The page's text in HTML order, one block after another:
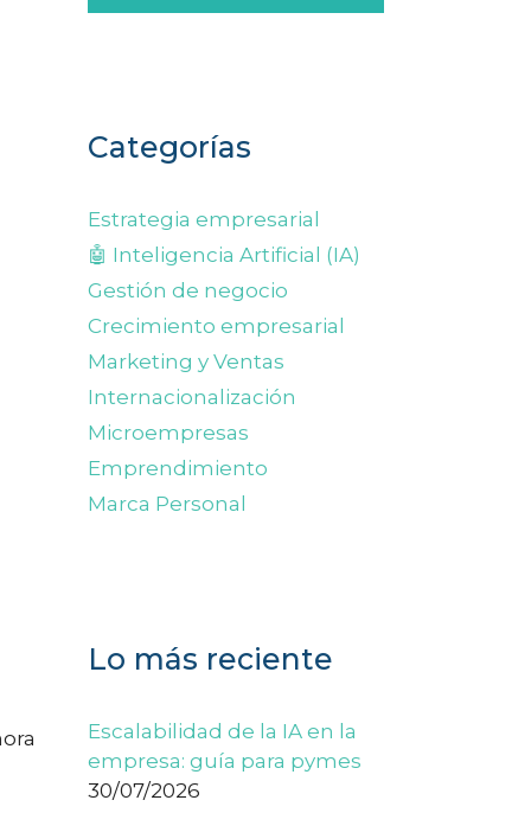
Categorías
Estrategia empresarial
🤖 Inteligencia Artificial (IA)
Gestión de negocio
Crecimiento empresarial
Marketing y Ventas
Internacionalización
Microempresas
Emprendimiento
Marca Personal
Lo más reciente
Escalabilidad de la IA en la
empresa: guía para pymes
30/07/2026